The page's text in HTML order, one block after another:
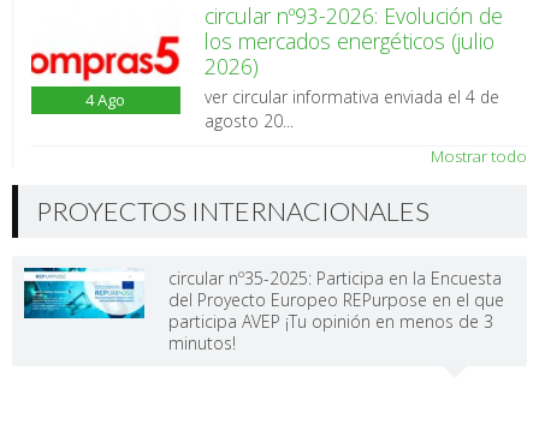
4Ago
circular nº93-2026: Evolución de
los mercados energéticos (julio
2026)
ver circular informativa enviada el 4 de
agosto 20...
Mostrar todo
PROYECTOS INTERNACIONALES
circular nº35-2025: Participa en la Encuesta
del Proyecto Europeo REPurpose en el que
participa AVEP ¡Tu opinión en menos de 3
minutos!